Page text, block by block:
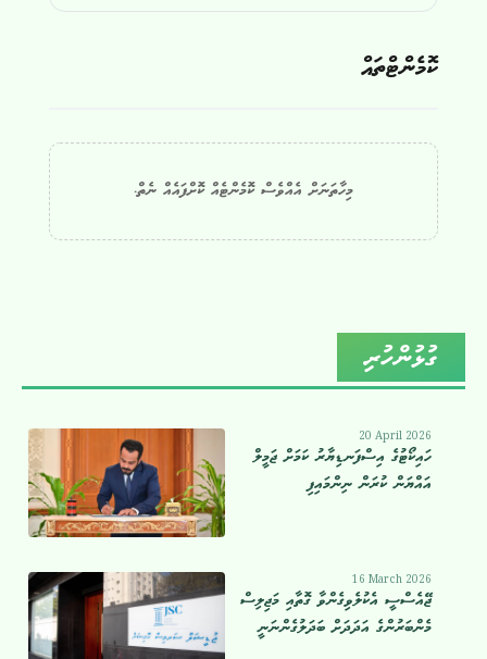
ކޮމެންޓްތައް
މިހާތަނަށް އެއްވެސް ކޮމެންޓެއް ކޮށްފައެއް ނެތް.
ގުޅުންހުރި
20 April 2026
ހައިކޯޓުގެ އިސްފަނޑިޔާރު ކަމަށް ޖަމީލް
އައްޔަން ކުރަން ނިންމައިފި
16 March 2026
ޖޭއެސްސީ އެކުލެވިގެންވާ ގޮތާއި މަޖިލިސް
މެންބަރުންގެ އަދަދަށް ބަދަލުގެންނަނީ